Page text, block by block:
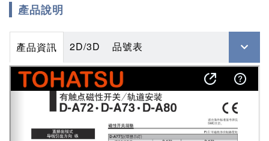
產品說明
產品資訊 2D/3D 品號表